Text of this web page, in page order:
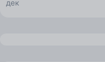
дек